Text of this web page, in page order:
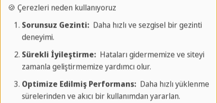
SSS
Ev sahibi aileler aranıyor
✔️ Avantajlarımız
✔ 40 yılı aşkın deneyim
🍪 Çerezleri neden kullanıyoruz
Sorunsuz Gezinti:Daha hızlı ve sezgisel bir gezinti
deneyimi.
Sürekli İyileştirme:Hataları gidermemize ve siteyi
zamanla geliştirmemize yardımcı olur.
Optimize Edilmiş Performans:Daha hızlı yüklenme
sürelerinden ve akıcı bir kullanımdan yararlan.